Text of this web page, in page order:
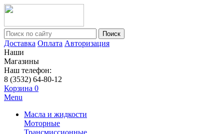
Поиск
Доставка Оплата Авторизация
Наши
Магазины
Наш телефон:
8 (3532) 64-80-12
Корзина 0
Menu
Масла и жидкости
Моторные
Трансмиссионные